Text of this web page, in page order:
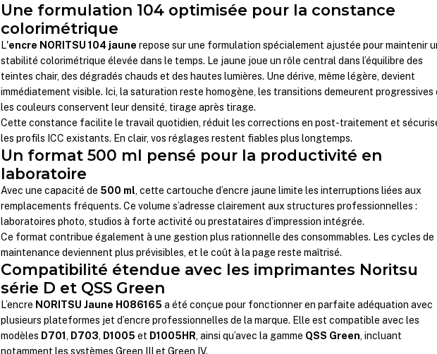
Une formulation 104 optimisée pour la constance
colorimétrique
L'encre NORITSU 104 jaune repose sur une formulation spécialement ajustée pour maintenir
stabilité colorimétrique élevée dans le temps. Le jaune joue un rôle central dans l’équilibre des
teintes chair, des dégradés chauds et des hautes lumières. Une dérive, même légère, devient
immédiatement visible. Ici, la saturation reste homogène, les transitions demeurent progressives
les couleurs conservent leur densité, tirage après tirage.
Cette constance facilite le travail quotidien, réduit les corrections en post-traitement et
les profils ICC existants. En clair, vos réglages restent fiables plus longtemps.
Un format 500 ml pensé pour la productivité en
laboratoire
Avec une capacité de 500 ml, cette cartouche d’encre jaune limite les interruptions liées aux
remplacements fréquents. Ce volume s’adresse clairement aux structures professionnelles :
laboratoires photo, studios à forte activité ou prestataires d’impression intégrée.
Ce format contribue également à une gestion plus rationnelle des consommables. Les cycles de
maintenance deviennent plus prévisibles, et le coût à la page reste maîtrisé.
Compatibilité étendue avec les imprimantes Noritsu
série D et QSS Green
L’encre NORITSU Jaune H086165 a été conçue pour fonctionner en parfaite adéquation avec
plusieurs plateformes jet d’encre professionnelles de la marque. Elle est compatible avec les
modèles D701, D703, D1005 et D1005HR, ainsi qu’avec la gamme QSS Green, incluant
notamment les systèmes Green III et Green IV.